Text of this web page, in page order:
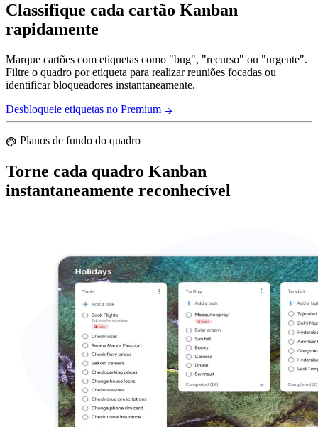
Classifique cada cartão Kanban
rapidamente
Marque cartões com etiquetas como "bug", "recurso" ou "urgente".
Filtre o quadro por etiqueta para realizar reuniões focadas ou
identificar bloqueadores instantaneamente.
Desbloqueie etiquetas no Premium arrow_forward
palette Planos de fundo do quadro
Torne cada quadro Kanban
instantaneamente reconhecível